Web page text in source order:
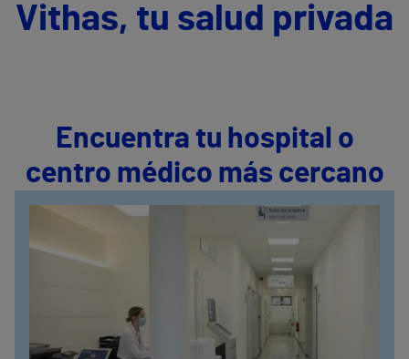
Vithas, tu salud privada
Encuentra tu hospital o
centro médico más cercano